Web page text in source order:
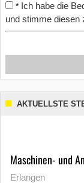
* Ich habe die
und stimme diesen
AKTUELLSTE
Maschinen- und
Erlangen